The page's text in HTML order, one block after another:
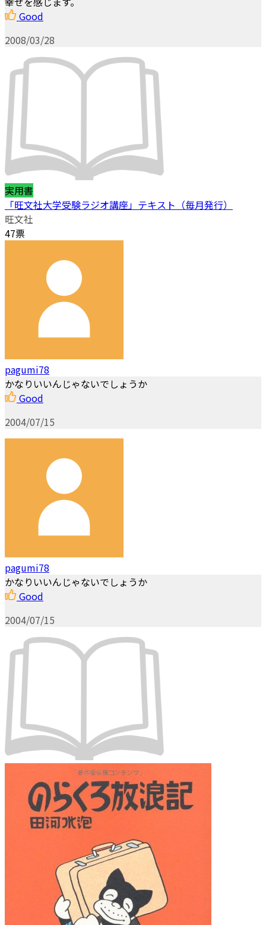
Good
2008/03/28
実用書
「旺文社大学受験ラジオ講座」テキスト（毎月発行）
旺文社
47票
pagumi78
かなりいいんじゃないでしょうか
Good
2004/07/15
pagumi78
かなりいいんじゃないでしょうか
Good
2004/07/15